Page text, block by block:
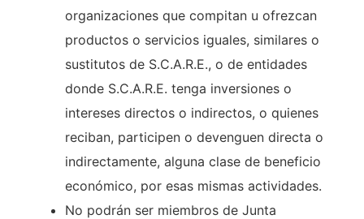
organizaciones que compitan u ofrezcan
productos o servicios iguales, similares o
sustitutos de S.C.A.R.E., o de entidades
donde S.C.A.R.E. tenga inversiones o
intereses directos o indirectos, o quienes
reciban, participen o devenguen directa o
indirectamente, alguna clase de beneficio
económico, por esas mismas actividades.
No podrán ser miembros de Junta